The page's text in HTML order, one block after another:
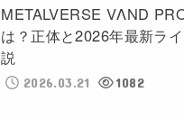
METALVERSE VΛND
は？正体と2026年最新ラ
説
2026.03.21 1082